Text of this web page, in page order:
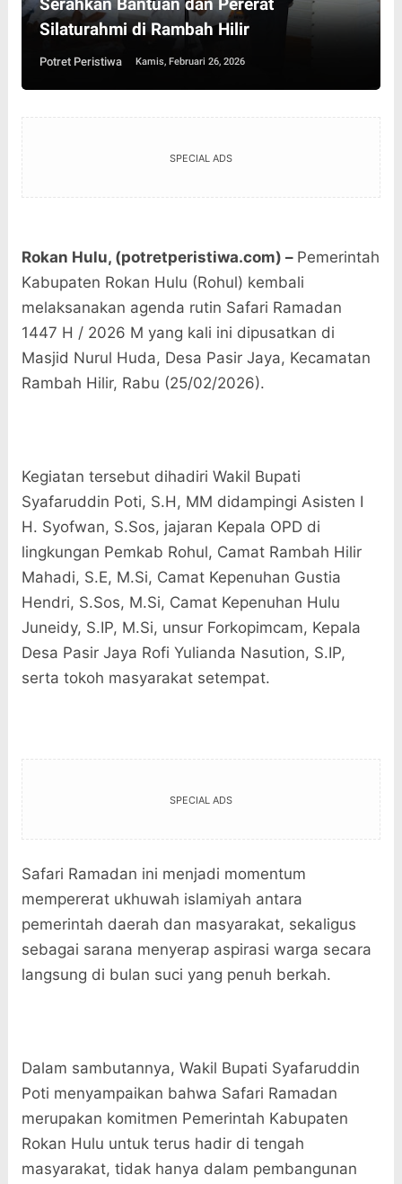
Silaturahmi di Rambah Hilir
Potret Peristiwa Kamis, Februari 26, 2026
SPECIAL ADS
Rokan Hulu, (potretperistiwa.com) – Pemerintah
Kabupaten Rokan Hulu (Rohul) kembali
melaksanakan agenda rutin Safari Ramadan
1447 H / 2026 M yang kali ini dipusatkan di
Masjid Nurul Huda, Desa Pasir Jaya, Kecamatan
Rambah Hilir, Rabu (25/02/2026).
Kegiatan tersebut dihadiri Wakil Bupati
Syafaruddin Poti, S.H, MM didampingi Asisten I
H. Syofwan, S.Sos, jajaran Kepala OPD di
lingkungan Pemkab Rohul, Camat Rambah Hilir
Mahadi, S.E, M.Si, Camat Kepenuhan Gustia
Hendri, S.Sos, M.Si, Camat Kepenuhan Hulu
Juneidy, S.IP, M.Si, unsur Forkopimcam, Kepala
Desa Pasir Jaya Rofi Yulianda Nasution, S.IP,
serta tokoh masyarakat setempat.
SPECIAL ADS
Safari Ramadan ini menjadi momentum
mempererat ukhuwah islamiyah antara
pemerintah daerah dan masyarakat, sekaligus
sebagai sarana menyerap aspirasi warga secara
langsung di bulan suci yang penuh berkah.
Dalam sambutannya, Wakil Bupati Syafaruddin
Poti menyampaikan bahwa Safari Ramadan
merupakan komitmen Pemerintah Kabupaten
Rokan Hulu untuk terus hadir di tengah
masyarakat, tidak hanya dalam pembangunan